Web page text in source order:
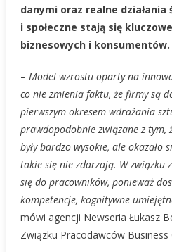
danymi oraz realne działania
i społeczne stają się
biznesowych i konsumentów.
– Model wzrostu oparty na
co nie zmienia faktu, że firmy są
pierwszym okresem wdrażania
prawdopodobnie związane z tym,
były bardzo wysokie, ale okazało
takie się nie zdarzają. W związku
się do pracowników, ponieważ
kompetencje, kognitywne
mówi agencji Newseria Łukasz
Związku Pracodawców Business